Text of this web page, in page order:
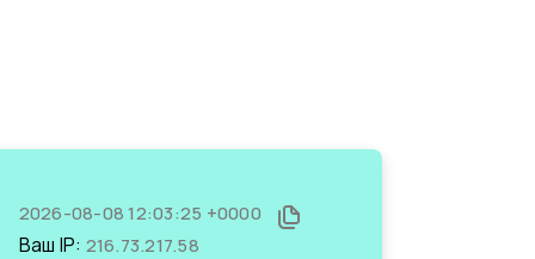
2026-08-08 12:03:25 +0000
Ваш IP: 216.73.217.58